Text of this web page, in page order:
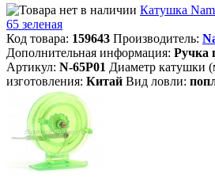
Катушка
65 зеленая
Код товара: 159643 Производитель:
Дополнительная информация: Ручка
Артикул: N-65P01 Диаметр катушки
изготовления: Китай Вид ловли: